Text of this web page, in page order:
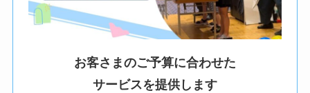
お客さまのご予算に合わせた
サービスを提供します